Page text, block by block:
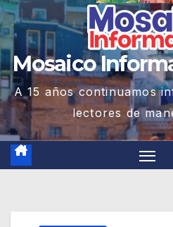
Mosaico
A 15 años continuamos
lectores de